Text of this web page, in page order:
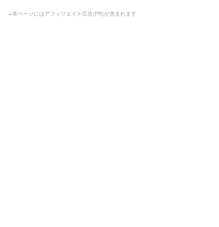
※本ページにはアフィリエイト広告(PR)が含まれます